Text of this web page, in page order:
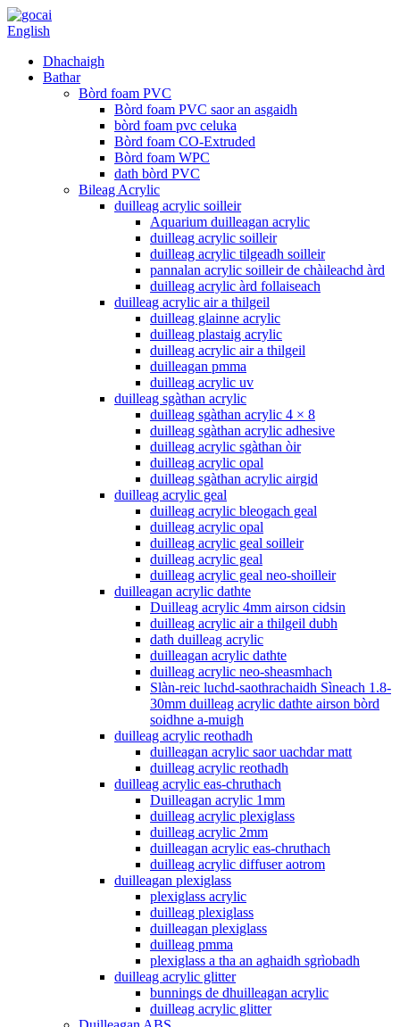
English
Dhachaigh
Bathar
Bòrd foam PVC
Bòrd foam PVC saor an asgaidh
bòrd foam pvc celuka
Bòrd foam CO-Extruded
Bòrd foam WPC
dath bòrd PVC
Bileag Acrylic
duilleag acrylic soilleir
Aquarium duilleagan acrylic
duilleag acrylic soilleir
duilleag acrylic tilgeadh soilleir
pannalan acrylic soilleir de chàileachd àrd
duilleag acrylic àrd follaiseach
duilleag acrylic air a thilgeil
duilleag glainne acrylic
duilleag plastaig acrylic
duilleag acrylic air a thilgeil
duilleagan pmma
duilleag acrylic uv
duilleag sgàthan acrylic
duilleag sgàthan acrylic 4 × 8
duilleag sgàthan acrylic adhesive
duilleag acrylic sgàthan òir
duilleag acrylic opal
duilleag sgàthan acrylic airgid
duilleag acrylic geal
duilleag acrylic bleogach geal
duilleag acrylic opal
duilleag acrylic geal soilleir
duilleag acrylic geal
duilleag acrylic geal neo-shoilleir
duilleagan acrylic dathte
Duilleag acrylic 4mm airson cidsin
duilleag acrylic air a thilgeil dubh
dath duilleag acrylic
duilleagan acrylic dathte
duilleag acrylic neo-sheasmhach
Slàn-reic luchd-saothrachaidh Sìneach 1.8-
30mm duilleag acrylic dathte airson bòrd
soidhne a-muigh
duilleag acrylic reothadh
duilleagan acrylic saor uachdar matt
duilleag acrylic reothadh
duilleag acrylic eas-chruthach
Duilleagan acrylic 1mm
duilleag acrylic plexiglass
duilleag acrylic 2mm
duilleagan acrylic eas-chruthach
duilleag acrylic diffuser aotrom
duilleagan plexiglass
plexiglass acrylic
duilleag plexiglass
duilleagan plexiglass
duilleag pmma
plexiglass a tha an aghaidh sgrìobadh
duilleag acrylic glitter
bunnings de dhuilleagan acrylic
duilleag acrylic glitter